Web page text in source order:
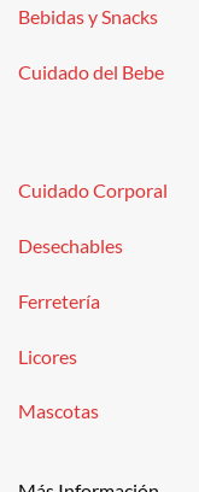
Bebidas y Snacks
Cuidado del Bebe
Cuidado Corporal
Desechables
Ferretería
Licores
Mascotas